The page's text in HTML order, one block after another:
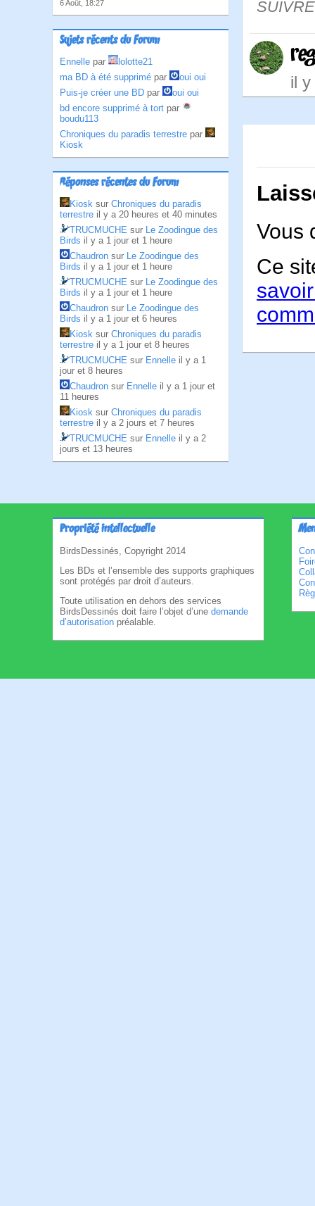
6 Août, 18:27
Sujets récents du Forum
Ennelle par
lolotte21
ma BD à été supprimé par
oui oui
Puis-je créer une BD par
oui oui
bd encore supprimé à tort par
boudu113
Chroniques du paradis terrestre par
Kiosk
Réponses récentes du Forum
Kiosk sur Chroniques du paradis
terrestre il y a 20 heures et 40 minutes
TRUCMUCHE sur Le Zoodingue des
Birds il y a 1 jour et 1 heure
Chaudron sur Le Zoodingue des
Birds il y a 1 jour et 1 heure
TRUCMUCHE sur Le Zoodingue des
Birds il y a 1 jour et 1 heure
Chaudron sur Le Zoodingue des
Birds il y a 1 jour et 6 heures
Kiosk sur Chroniques du paradis
terrestre il y a 1 jour et 8 heures
TRUCMUCHE sur Ennelle il y a 1
jour et 8 heures
Chaudron sur Ennelle il y a 1 jour et
11 heures
Kiosk sur Chroniques du paradis
terrestre il y a 2 jours et 7 heures
TRUCMUCHE sur Ennelle il y a 2
jours et 13 heures
il
Vous
Ce
Propriété intellectuelle
BirdsDessinés, Copyright 2014
Les BDs et l’ensemble des supports graphiques
sont protégés par droit d’auteurs.
Toute utilisation en dehors des services
BirdsDessinés doit faire l’objet d’une demande
d’autorisation préalable.